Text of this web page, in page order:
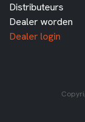
Distributeurs
Dealer worden
Dealer login